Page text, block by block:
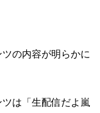
の内容が明らかに
は「生配信だよ嵐